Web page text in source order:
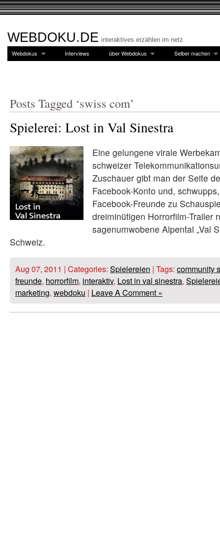
WEBDOKU.DE interaktives erzählen im netz
Webdokus Interviews über Webdokus Selber machen
Posts Tagged ‘swiss com’
Spielerei: Lost in Val Sinestra
Eine gelungene virale
schweizer
Zuschauer gibt man der Seite
Facebook-Konto und,
Facebook-Freunde zu
dreiminütigen Horrorfilm-Trailer
sagenumwobene Alpental „Val
Schweiz.
Aug 07, 2011 | Categories: Spielereien | Tags: community
freunde, horrorfilm, interaktiv, Lost in val sinestra,
marketing, webdoku | Leave A Comment »